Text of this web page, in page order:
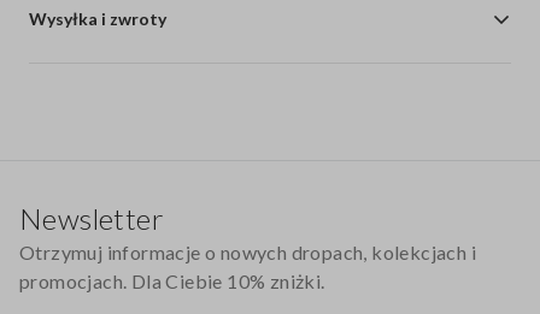
Wysyłka i zwroty
Newsletter
Otrzymuj informacje o nowych dropach, kolekcjach i
promocjach. Dla Ciebie 10% zniżki.